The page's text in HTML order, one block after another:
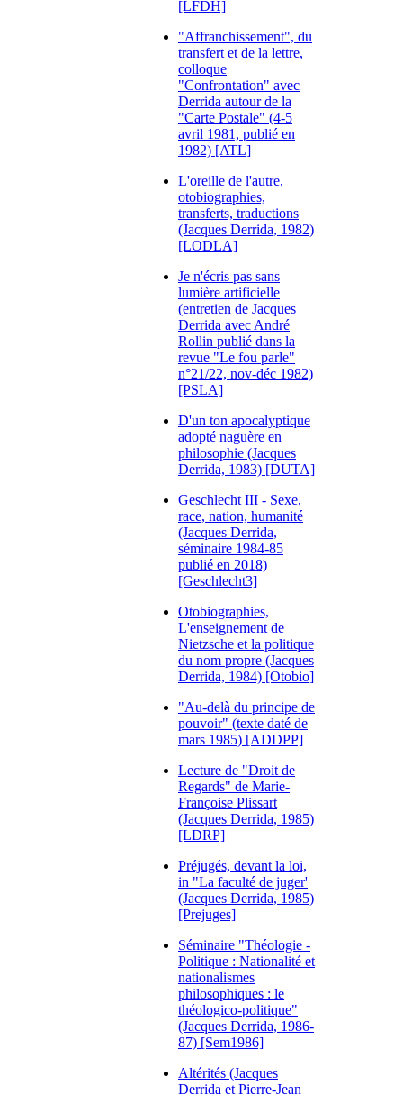
[LFDH]
"Affranchissement", du
transfert et de la lettre,
colloque
"Confrontation" avec
Derrida autour de la
"Carte Postale" (4-5
avril 1981, publié en
1982) [ATL]
L'oreille de l'autre,
otobiographies,
transferts, traductions
(Jacques Derrida, 1982)
[LODLA]
Je n'écris pas sans
lumière artificielle
(entretien de Jacques
Derrida avec André
Rollin publié dans la
revue "Le fou parle"
n°21/22, nov-déc 1982)
[PSLA]
D'un ton apocalyptique
adopté naguère en
philosophie (Jacques
Derrida, 1983) [DUTA]
Geschlecht III - Sexe,
race, nation, humanité
(Jacques Derrida,
séminaire 1984-85
publié en 2018)
[Geschlecht3]
Otobiographies,
L'enseignement de
Nietzsche et la politique
du nom propre (Jacques
Derrida, 1984) [Otobio]
"Au-delà du principe de
pouvoir" (texte daté de
mars 1985) [ADDPP]
Lecture de "Droit de
Regards" de Marie-
Françoise Plissart
(Jacques Derrida, 1985)
[LDRP]
Préjugés, devant la loi,
in "La faculté de juger'
(Jacques Derrida, 1985)
[Prejuges]
Séminaire "Théologie -
Politique : Nationalité et
nationalismes
philosophiques : le
théologico-politique"
(Jacques Derrida, 1986-
87) [Sem1986]
Altérités (Jacques
Derrida et Pierre-Jean